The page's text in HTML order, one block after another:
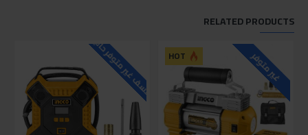
RELATED PRODUCTS
HOT غير متوفر للاسف غير متوفر حاليا